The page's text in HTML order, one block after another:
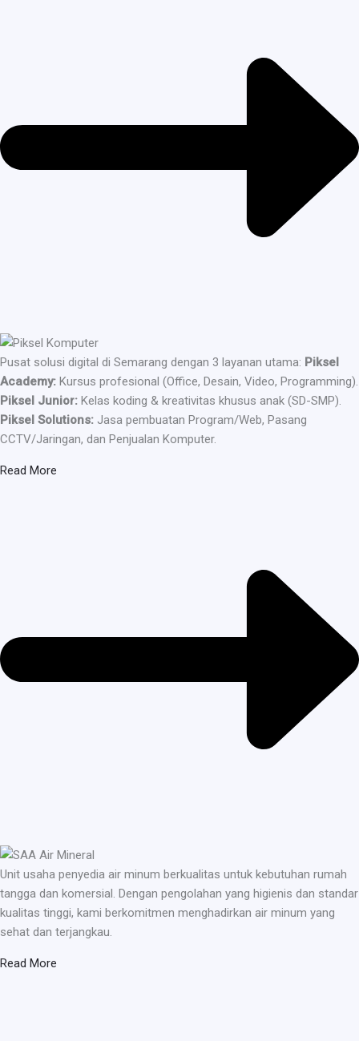
Pusat solusi digital di Semarang dengan 3 layanan utama: Piksel
Academy: Kursus profesional (Office, Desain, Video, Programming).
Piksel Junior: Kelas koding & kreativitas khusus anak (SD-SMP).
Piksel Solutions: Jasa pembuatan Program/Web, Pasang
CCTV/Jaringan, dan Penjualan Komputer.
Read More
Unit usaha penyedia air minum berkualitas untuk kebutuhan rumah
tangga dan komersial. Dengan pengolahan yang higienis dan standar
kualitas tinggi, kami berkomitmen menghadirkan air minum yang
sehat dan terjangkau.
Read More